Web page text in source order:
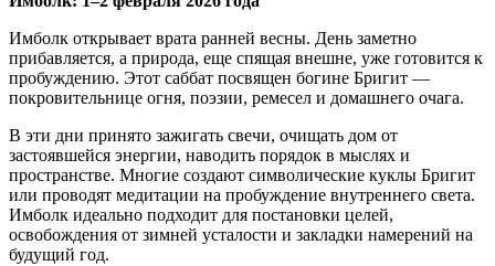
Имболк открывает врата ранней весны. День заметно
прибавляется, а природа, еще спящая внешне, уже готовится к
пробуждению. Этот саббат посвящен богине Бригит —
покровительнице огня, поэзии, ремесел и домашнего очага.
В эти дни принято зажигать свечи, очищать дом от
застоявшейся энергии, наводить порядок в мыслях и
пространстве. Многие создают символические куклы Бригит
или проводят медитации на пробуждение внутреннего света.
Имболк идеально подходит для постановки целей,
освобождения от зимней усталости и закладки намерений на
будущий год.